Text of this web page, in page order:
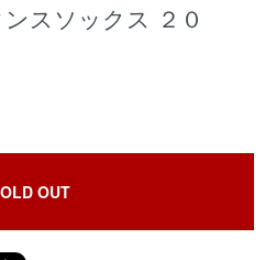
スソックス ２０
OUT